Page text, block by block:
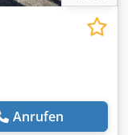
Anrufen